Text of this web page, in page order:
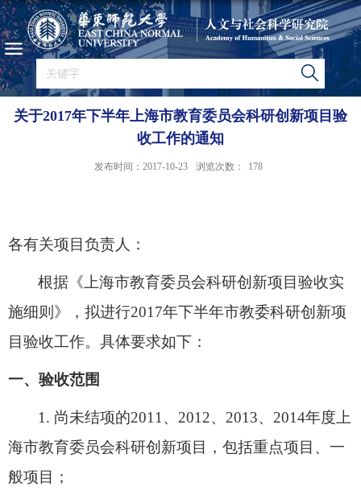
关于2017年下半年上海市教育委员会科研创新项目验
收工作的通知
发布时间：2017-10-23 浏览次数： 178
各有关项目负责人：
根据《上海市教育委员会科研创新项目验收实
施细则》，拟进行2017年下半年市教委科研创新项
目验收工作。 具体要求如下：
一、验收范围
1. 尚未结项的2011、 2012、2013、2014年度上
海市教育委员会科研创新项目，包括重点项目、一
般项目 ；